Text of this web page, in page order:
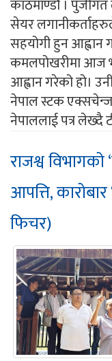
काठमाण्डौ ।
सेयर
सहयोगी हुन आह्वान
कमलपोखरीमा आज
आह्वान गरेको हो।
नेपाल स्टक
नेपाललाई पत्र लेख्दै
राजश्व विभागको
आपत्ति,
फिचर)